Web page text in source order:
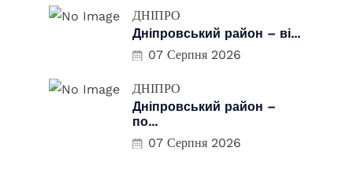
ДНІПРО
Дніпровський район – ві...
07 Серпня 2026
ДНІПРО
Дніпровський район –
по...
07 Серпня 2026